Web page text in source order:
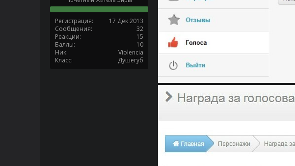
Регистрация
17 Дек 2013
Сообщения
32
Реакции
15
Баллы
10
Ник
Violencia
Класс
Душегуб